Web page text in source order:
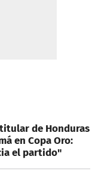
de Honduras
en Copa Oro:
el partido"